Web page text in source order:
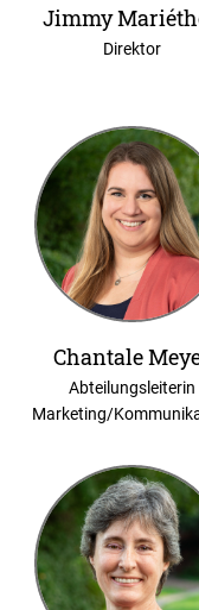
Jimmy
Direktor
Chantale
Abteilungsleiterin
Marketing/